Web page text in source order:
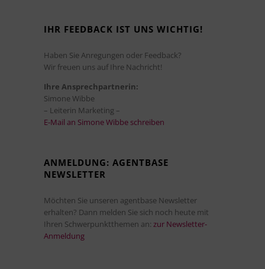
IHR FEEDBACK IST UNS WICHTIG!
Haben Sie Anregungen oder Feedback?
Wir freuen uns auf Ihre Nachricht!
Ihre Ansprechpartnerin:
Simone Wibbe
– Leiterin Marketing –
E-Mail an Simone Wibbe schreiben
ANMELDUNG: AGENTBASE
NEWSLETTER
Möchten Sie unseren agentbase Newsletter
erhalten? Dann melden Sie sich noch heute mit
Ihren Schwerpunktthemen an: zur Newsletter-
Anmeldung